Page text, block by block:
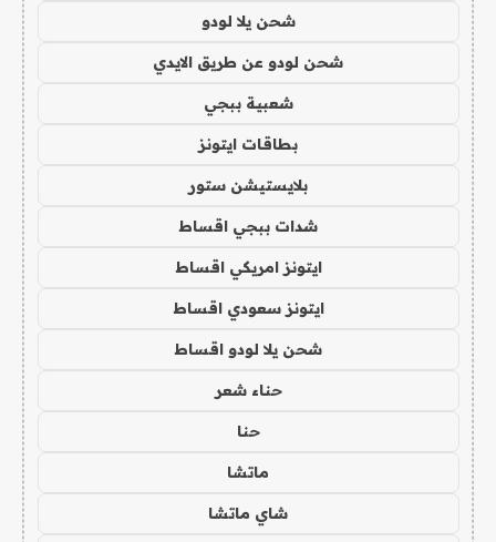
شحن يلا لودو
شحن لودو عن طريق الايدي
شعبية ببجي
بطاقات ايتونز
بلايستيشن ستور
شدات ببجي اقساط
ايتونز امريكي اقساط
ايتونز سعودي اقساط
شحن يلا لودو اقساط
حناء شعر
حنا
ماتشا
شاي ماتشا